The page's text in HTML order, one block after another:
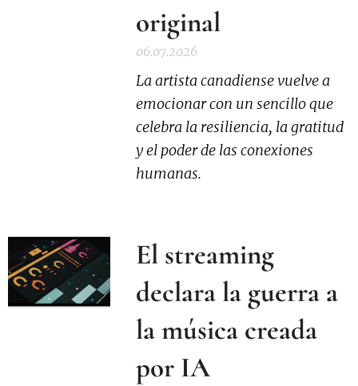
original
06.07.2026
La artista canadiense vuelve a
emocionar con un sencillo que
celebra la resiliencia, la gratitud
y el poder de las conexiones
humanas.
El streaming
declara la guerra a
la música creada
por IA